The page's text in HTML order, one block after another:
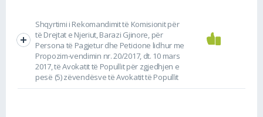
Shqyrtimi i Rekomandimit të Komisionit për
të Drejtat e Njeriut, Barazi Gjinore, për
Persona të Pagjetur dhe Peticione lidhur me
Propozim-vendimin nr. 20/2017, dt. 10 mars
2017, të Avokatit të Popullit për zgjedhjen e
pesë (5) zëvendësve të Avokatit të Popullit